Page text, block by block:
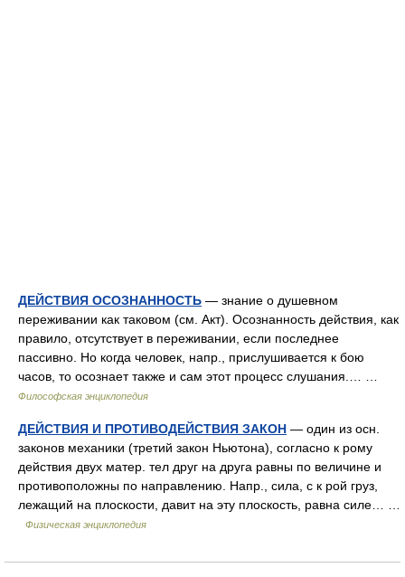
ДЕЙСТВИЯ ОСОЗНАННОСТЬ — знание о душевном
переживании как таковом (см. Акт). Осознанность действия, как
правило, отсутствует в переживании, если последнее
пассивно. Но когда человек, напр., прислушивается к бою
часов, то осознает также и сам этот процесс слушания.… …
Философская энциклопедия
ДЕЙСТВИЯ И ПРОТИВОДЕЙСТВИЯ ЗАКОН — один из осн.
законов механики (третий закон Ньютона), согласно к рому
действия двух матер. тел друг на друга равны по величине и
противоположны по направлению. Напр., сила, с к рой груз,
лежащий на плоскости, давит на эту плоскость, равна силе… …
Физическая энциклопедия